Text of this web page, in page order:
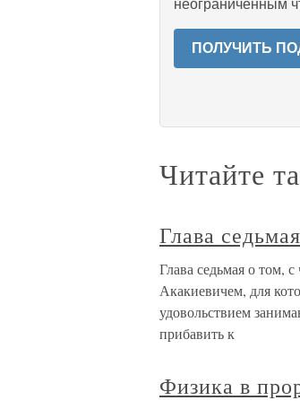
неограниченным
ПОЛУЧИТЬ
Читайте
Глава
Глава седьмая о том,
Акакиевичем, для
удовольствием
прибавить к
Физика в